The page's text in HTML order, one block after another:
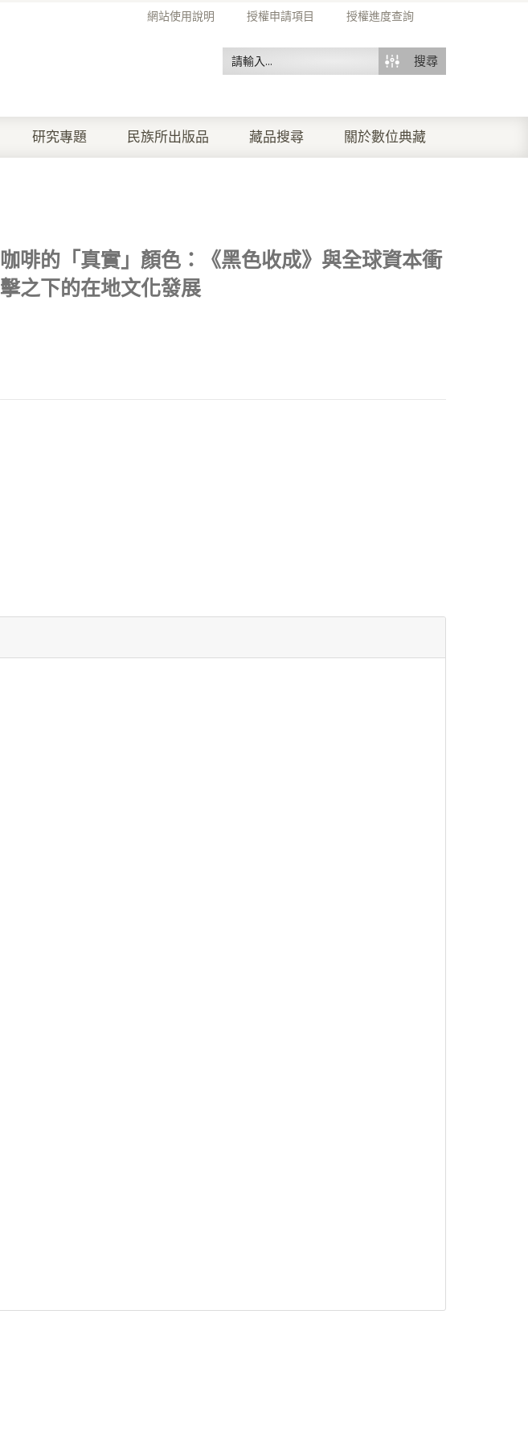
網站使用說明 授權申請項目 授權進度查詢
搜尋
研究專題 民族所出版品 藏品搜尋 關於數位典藏
咖啡的「真實」顏色：《黑色收成》與全球資本衝
擊之下的在地文化發展